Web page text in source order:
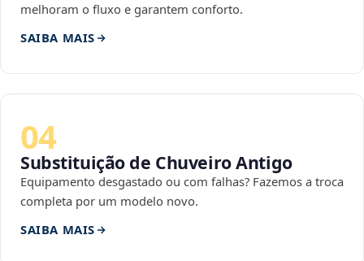
melhoram o fluxo e garantem conforto.
SAIBA MAIS
04
Substituição de Chuveiro Antigo
Equipamento desgastado ou com falhas? Fazemos a troca
completa por um modelo novo.
SAIBA MAIS